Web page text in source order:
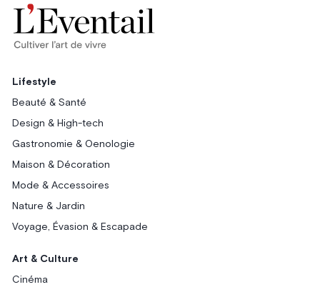
Lifestyle
Beauté & Santé
Design & High-tech
Gastronomie & Oenologie
Maison & Décoration
Mode & Accessoires
Nature & Jardin
Voyage, Évasion & Escapade
Art & Culture
Cinéma